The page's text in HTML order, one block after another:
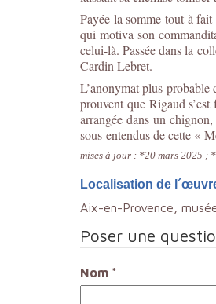
Payée la somme tout à
qui motiva son
celui-là. Passée dans la
Cardin Lebret.
L’anonymat plus
prouvent que Rigaud
arrangée dans un
sous-entendus de cette «
mises à jour : *20 mars 2025 ;
Localisation de
Aix-en-Provence,
Poser une
Nom *